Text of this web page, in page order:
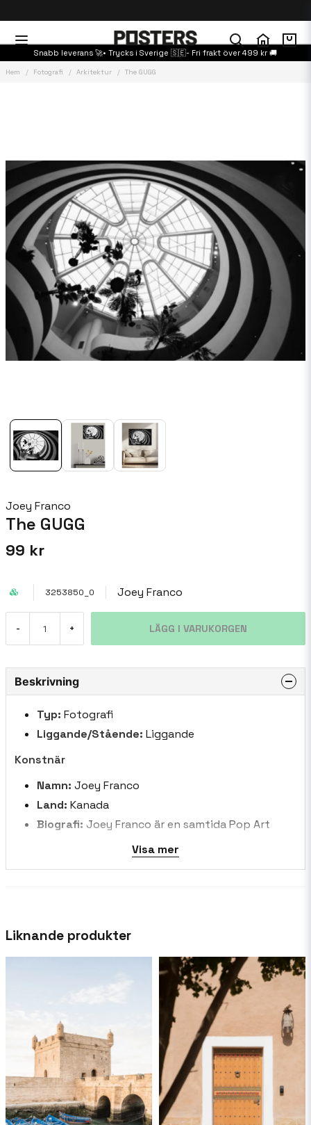
Snabb leverans 🚀• Trycks i Sverige 🇸🇪- Fri frakt över 499 kr 🚚
Hem Fotografi Arkitektur The GUGG
Joey Franco
The GUGG
99 kr
3253850_0 Joey Franco
- + LÄGG I VARUKORGEN
Beskrivning
Typ: Fotografi
Liggande/Stående: Liggande
Konstnär
Namn: Joey Franco
Land: Kanada
Biografi: Joey Franco är en samtida Pop Art
landskapet, blanda klassisk fotografering med
djärva, hög energi digital konstnärskap. Med en
utrymme där fin konst fotografering möter den
explosiva estetiken av Pop Art. Hans arbete
fångar lockelsen av populärkultur, och kraften i
vardagliga objekt – omvandlas till iögonfallande,
större än livet uttalanden. ;
Visa mer
Liknande produkter